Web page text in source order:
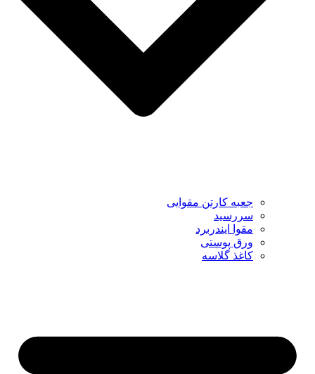
جعبه کارتن مقوایی
سررسید
مقوا ایندربرد
ورق پوستی
کاغذ گلاسه